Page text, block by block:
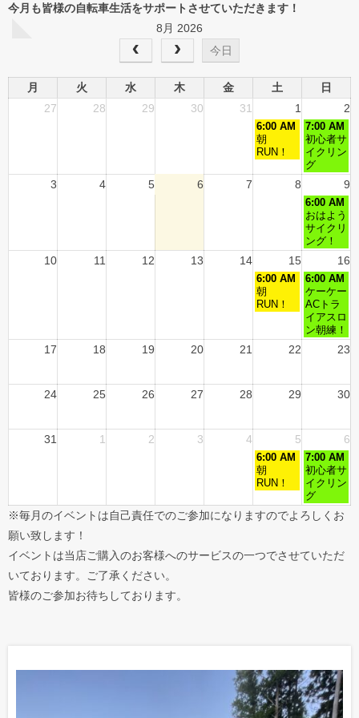
今月も皆様の自転車生活をサポートさせていただきます！
8月 2026
今日
月 火 水 木 金 土
日
27
28 29 30 31 1 2
6:00 AM
朝
RUN！
7:00 AM
初心者サ
イクリン
グ
3 4 5 6 7 8 9
6:00 AM
おはよう
サイクリ
ング！
10 11 12 13 14 15 16
6:00 AM
朝
RUN！
6:00 AM
ケーケー
ACトラ
イアスロ
ン朝練！
17 18 19 20 21 22 23
24 25 26 27 28 29 30
31 1 2 3 4 5 6
6:00 AM
朝
RUN！
7:00 AM
初心者サ
イクリン
グ
※毎月のイベントは自己責任でのご参加になりますのでよろしくお
願い致します！
イベントは当店ご購入のお客様へのサービスの一つでさせていただ
いております。ご了承ください。
皆様のご参加お待ちしております。